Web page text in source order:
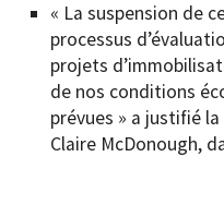
« La suspension de
processus
projets
de nos conditions
prévues » a justifié
Claire McDonough,